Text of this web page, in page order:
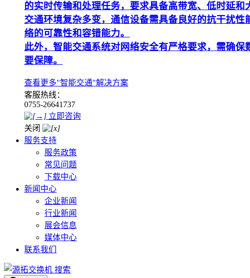
的实时传输和处理任务，要求具备高带宽、低时延和
交通环境复杂多变，通信设备需具备良好的抗干扰
络的可靠性和容错能力。
此外，智能交通系统对网络安全有严格要求，需确
要保障。
查看更多"智能交通"解决方案
客服热线：
0755-26641737
立即咨询
关闭
服务支持
服务政策
常见问题
下载中心
新闻中心
企业新闻
行业新闻
展会信息
媒体中心
联系我们
搜索